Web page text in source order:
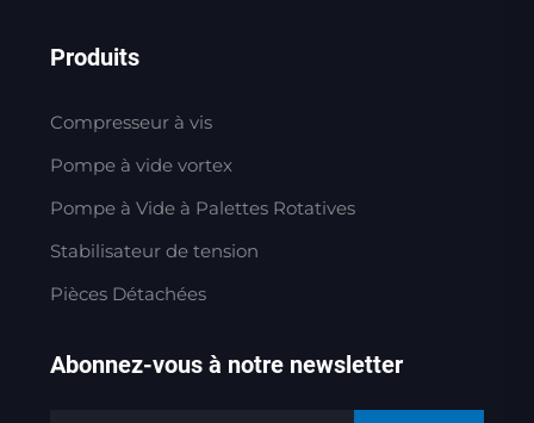
Produits
Compresseur à vis
Pompe à vide vortex
Pompe à Vide à Palettes Rotatives
Stabilisateur de tension
Pièces Détachées
Abonnez-vous à notre newsletter